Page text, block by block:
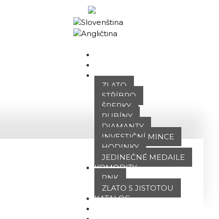
NABÍDKA
ZLATO
STŘÍBRO
ŠPERKY
RUBÍNY
DIAMANTY
INVESTIČNÍ MINCE
HODINKY
JEDINEČNÉ MEDAILE
KOMODITY
PNK
ZLATO S JISTOTOU
KATALOG